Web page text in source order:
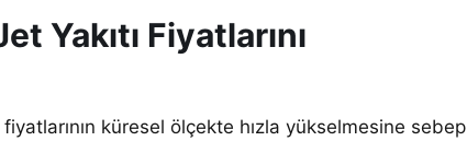
Yakıtı Fiyatlarını
küresel ölçekte hızla yükselmesine sebep